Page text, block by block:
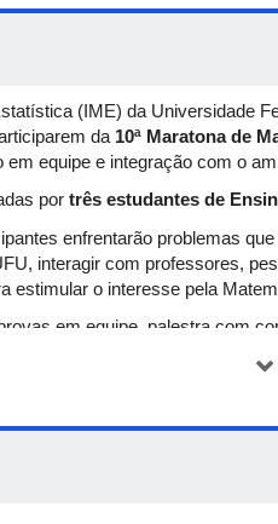
(IME) da Universidade
da 10ª Maratona de
em equipe e integração com o
por três estudantes de
enfrentarão problemas
interagir com professores,
estimular o interesse pela
em equipe, palestra com